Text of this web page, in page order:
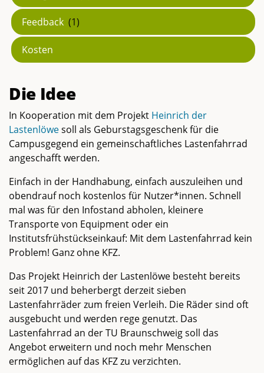
Feedback (1)
Kosten
Die Idee
In Kooperation mit dem Projekt Heinrich der
Lastenlöwesoll als Geburstagsgeschenk für die
Campusgegend ein gemeinschaftliches Lastenfahrrad
angeschafft werden.
Einfach in der Handhabung, einfach auszuleihen und
obendrauf noch kostenlos für Nutzer*innen. Schnell
mal was für den Infostand abholen, kleinere
Transporte von Equipment oder ein
Institutsfrühstückseinkauf: Mit dem Lastenfahrrad kein
Problem! Ganz ohne KFZ.
Das Projekt Heinrich der Lastenlöwe besteht bereits
seit 2017 und beherbergt derzeit sieben
Lastenfahrräder zum freien Verleih. Die Räder sind oft
ausgebucht und werden rege genutzt. Das
Lastenfahrrad an der TU Braunschweig soll das
Angebot erweitern und noch mehr Menschen
ermöglichen auf das KFZ zu verzichten.